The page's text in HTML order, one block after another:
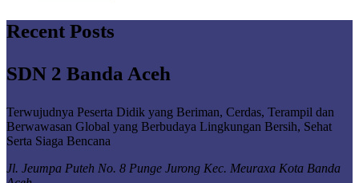
Recent Posts
SDN 2 Banda Aceh
Terwujudnya Peserta Didik yang Beriman, Cerdas, Terampil dan
Berwawasan Global yang Berbudaya Lingkungan Bersih, Sehat
Serta Siaga Bencana
Jl. Jeumpa Puteh No. 8 Punge Jurong Kec. Meuraxa Kota Banda